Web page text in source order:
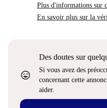
Plus d'informations sur
En savoir plus sur la
sentiment_very_satisfied
Des doutes sur
Si vous avez des
concernant cette
aider.